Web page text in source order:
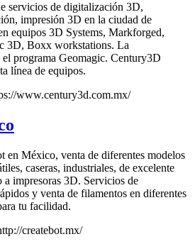
servicios de digitalización 3D,
impresión 3D en la ciudad de
equipos 3D Systems, Markforged,
3D, Boxx workstations. La
programa Geomagic. Century3D
línea de equipos.
www.century3d.com.mx/
en México, venta de diferentes modelos
caseras, industriales, de excelente
impresoras 3D. Servicios de
y venta de filamentos en diferentes
tu facilidad.
createbot.mx/